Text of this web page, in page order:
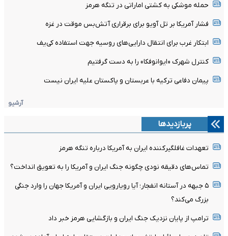
حمله موشکی به کشتی اماراتی در تنگه هرمز
فشار آمریکا بر تل ‌آویو برای برقراری آتش‌بس موقت در غزه
ابتکار غرب برای انتقال دارایی‌های روسیه جهت استفاده کی‌یف
کنترل شهرک «ایوانوفکا» را به دست گرفتیم
پیمان دفاعی ترکیه با عربستان و پاکستان علیه ایران نیست
آرشیو
پربازدیدها
تعهدات غافلگیرکننده ایران به آمریکا درباره تنگه هرمز
تماس‌های دقیقه نودی چگونه جنگ ایران و آمریکا را به تعویق انداخت؟
۵ جبهه در آستانه انفجار؛ آیا رویارویی ایران و آمریکا جهان را وارد جنگی
بزرگ می‌کند؟
ترامپ از پایان نزدیک جنگ ایران و بازگشایی هرمز خبر داد